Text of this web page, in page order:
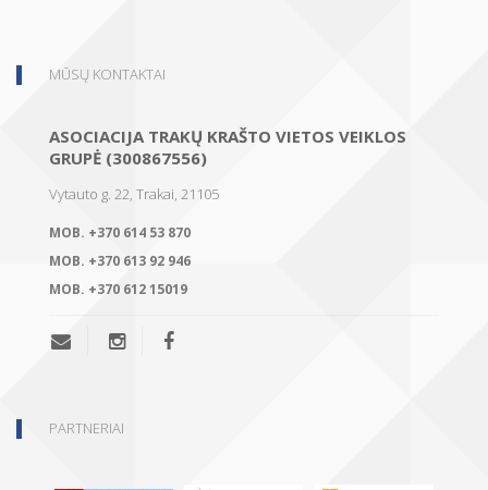
MŪSŲ KONTAKTAI
ASOCIACIJA TRAKŲ KRAŠTO VIETOS VEIKLOS
GRUPĖ (300867556)
Vytauto g. 22, Trakai, 21105
MOB. +370 614 53 870
MOB. +370 613 92 946
MOB. +370 612 15019
PARTNERIAI